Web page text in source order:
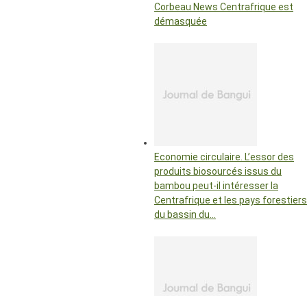
Corbeau News Centrafrique est
démasquée
Economie circulaire. L’essor des
produits biosourcés issus du
bambou peut-il intéresser la
Centrafrique et les pays forestiers
du bassin du…